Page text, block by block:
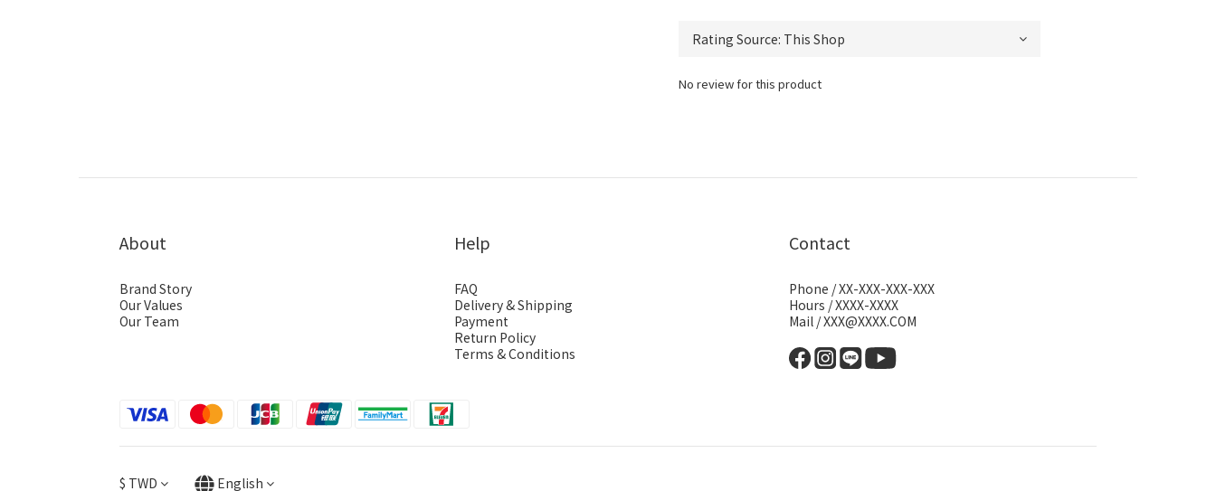
No review for this product
About
Brand Story
Our Values
Our Team
Help
FAQ
Delivery & Shipping
Payment
Return Policy
Terms & Conditions
Contact
Phone / XX-XXX-XXX-XXX
Hours / XXXX-XXXX
Mail / XXX@XXXX.COM
$ TWD English